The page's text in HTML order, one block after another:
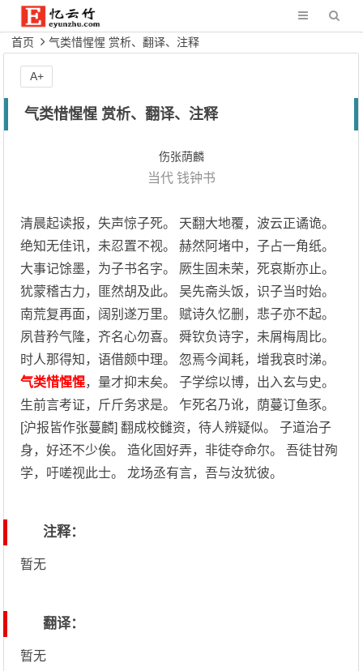
首页 气类惜惺惺 赏析、翻译、注释
气类惜惺惺 赏析、翻译、注释
伤张荫麟
当代 钱钟书
清晨起读报，失声惊子死。 天翻大地覆，波云正谲诡。
绝知无佳讯，未忍置不视。 赫然阿堵中，子占一角纸。
大事记馀墨，为子书名字。 厥生固未荣，死哀斯亦止。
犹蒙稽古力，匪然胡及此。 吴先斋头饭，识子当时始。
南荒复再面，阔别遂万里。 赋诗久忆删，悲子亦不起。
夙昔矜气隆，齐名心勿喜。 舜钦负诗字，未屑梅周比。
时人那得知，语借颇中理。 忽焉今闻耗，增我哀时涕。
气类惜惺惺，量才抑末矣。 子学综以博，出入玄与史。
生前言考证，斤斤务求是。 乍死名乃讹，荫蔓订鱼豕。
[沪报皆作张蔓麟] 翻成校雠资，待人辨疑似。 子道治子
身，好还不少俟。 造化固好弄，非徒夺命尔。 吾徒甘殉
学，吁嗟视此士。 龙场丞有言，吾与汝犹彼。
注释：
暂无
翻译：
暂无
A+